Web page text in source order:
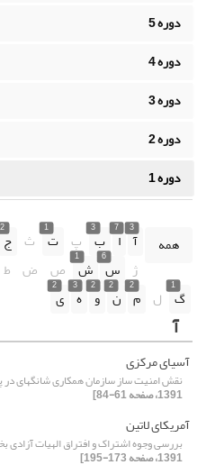
دوره 5
دوره 4
دوره 3
دوره 2
دوره 1
همه
3
آ
7
ا
3
ب پ
1
ت ث
2
ج
ژ
6
س
1
ش ص ض ط
1
گ ل
2
م
2
ن
2
و
3
ه
2
ی
آ
آسیای مرکزی
نقش امنیت ساز سازمان همکاری شانگهای در
1391، صفحه 61-84]
آمریکای لاتین
بررسی وجوه اشتراک و افتراق الهیات
1391، صفحه 173-195]